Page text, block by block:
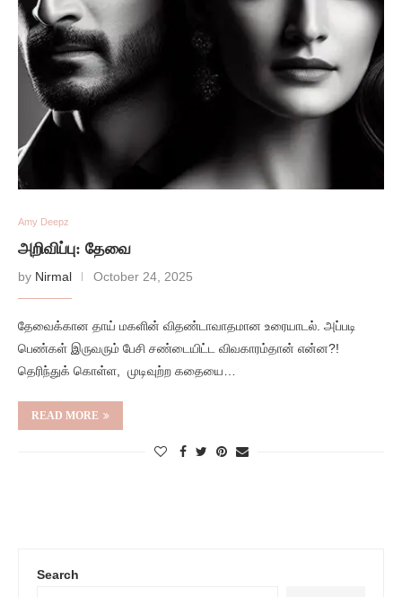
Amy Deepz
அறிவிப்பு: தேவை
by Nirmal October 24, 2025
தேவைக்கான தாய் மகளின் விதண்டாவாதமான உரையாடல். அப்படி
பெண்கள் இருவரும் பேசி சண்டையிட்ட விவகாரம்தான் என்ன?!
தெரிந்துக் கொள்ள, முடிவுற்ற கதையை…
READ MORE
Search